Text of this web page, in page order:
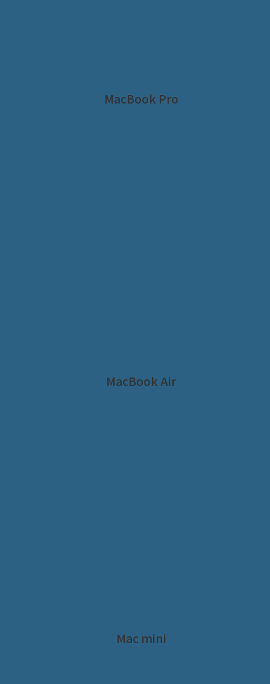
MacBook Pro
MacBook Air
Mac mini